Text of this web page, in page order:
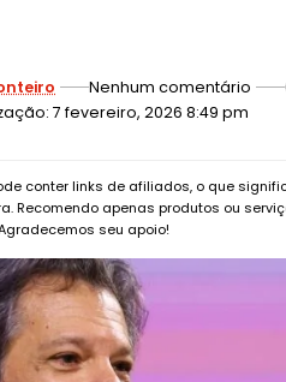
7 fevereiro, 2026 8:49 pm
Nenhum comentário
conter links de afiliados, o que
Recomendo apenas produtos ou
seu apoio!